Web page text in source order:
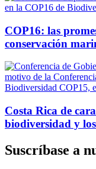
COP16: las
conservación
Costa Rica de
biodiversidad y
Suscríbase a